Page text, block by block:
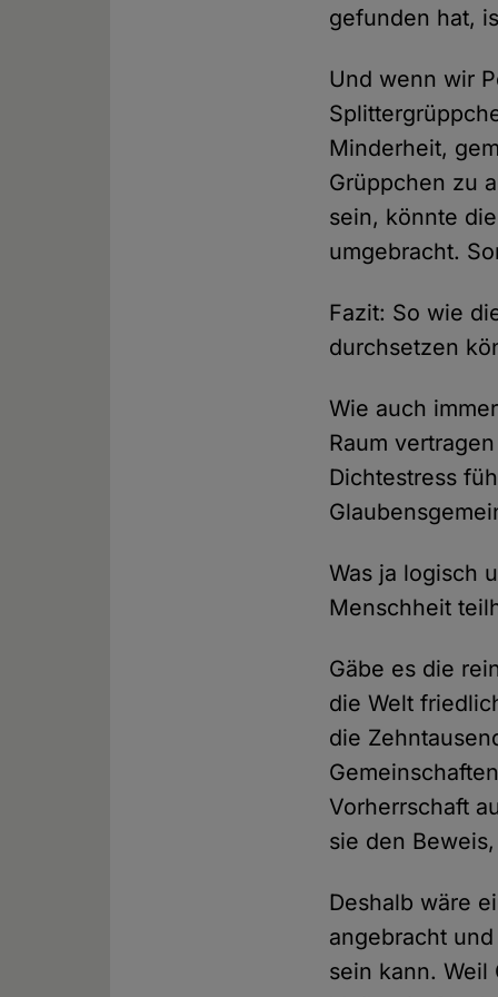
gefunden hat,
Und wenn wir
Minderheit,
Grüppchen zu
sein, könnte
umgebracht.
Fazit: So wie
durchsetzen
Wie auch
Raum
Dichtestress
Was ja logisch
Menschheit
Gäbe es die
die Welt
die
Vorherrschaft
sie den
Deshalb wäre
angebracht
sein kann. Weil